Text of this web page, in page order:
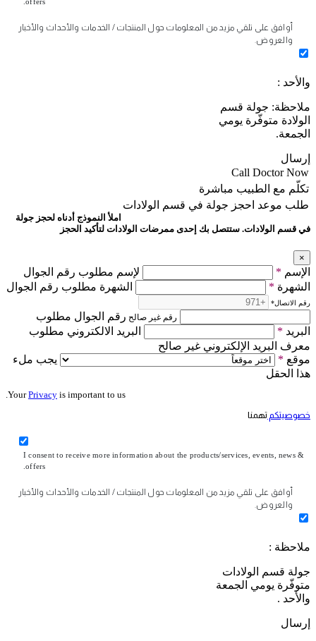
أوافق على تلقي مزيد من المعلومات حول المنتجات / الخدمات والأحداث والأخبار
والعروض.
والأحد :
ملاحظة: جولة قسم
الولادة متوفّرة يومي
الجمعة.
إرسال
Call Doctor Now
تكلّم مع الطبيب مباشرة
طلب موعد احجز جولة في قسم الولادات
املأ النموذج أدناه لحجز جولة
في قسم الولادات. ستتصل بك إحدى ممرضات الولادات لتأكيد الحجز
×
الإسم *
لإسم مطلوب رقم الجوال
الشهرة * الشهرة مطلوب رقم الجوال
رقم الاتصال*
رقم غير صالح رقم الجوال مطلوب
البريد *
البريد الالكتروني مطلوب
معرف البريد الإلكتروني غير صالح
موقع *
يجب ملء
هذا الحقل
YourPrivacy is important to us.
خصوصيتكم تهمنا
I consent to receive more information about the products/services, events, news &
offers.
أوافق على تلقي مزيد من المعلومات حول المنتجات / الخدمات والأحداث والأخبار
والعروض.
ملاحظة :
جولة قسم الولادات
متوفّرة يومي الجمعة
والأحد .
إرسال